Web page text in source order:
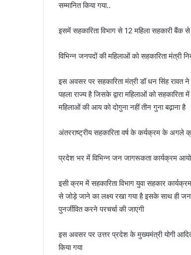
सम्मानित किया गया..
इसमें सहकारिता विभाग से 12 महिला सहकारी
विभिन्न जनपदों की महिलाओं को सहकारिता मंत्री
इस अवसर पर सहकारिता मंत्री डॉ धन सिंह रावत
पहला राज्य है जिसके द्वारा महिलाओं को
महिलाओं की आय को दोगुना नहीं तीन गुना बढ़ाना है
अंतरराष्ट्रीय सहकारिता वर्ष के कर्यक्रम के अगले
प्रदेश भर में विभिन्न जन जागरूकता कार्यक्रम
इसी क्रम में सहकारिता विभाग युवा सहकार
से जोड़े जाने का लक्ष्य रखा गया है इसके साथ ही
पुनर्जीवित करने परचर्चा की जाएगी
इस अवसर पर उत्तर प्रदेश के मुख्यमंत्री योगी
किया गया